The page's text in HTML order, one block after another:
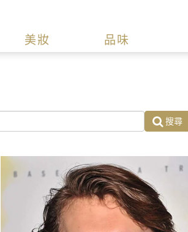
美妝 品味
搜尋